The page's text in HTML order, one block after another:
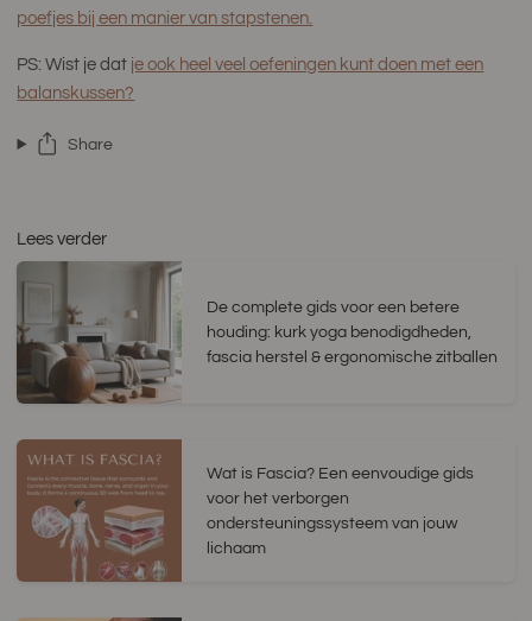
poefjes bij een manier van stapstenen.
PS: Wist je dat je ook heel veel oefeningen kunt doen met een
balanskussen?
Share
Lees verder
De complete gids voor een betere
houding: kurk yoga benodigdheden,
fascia herstel & ergonomische zitballen
Wat is Fascia? Een eenvoudige gids
voor het verborgen
ondersteuningssysteem van jouw
lichaam